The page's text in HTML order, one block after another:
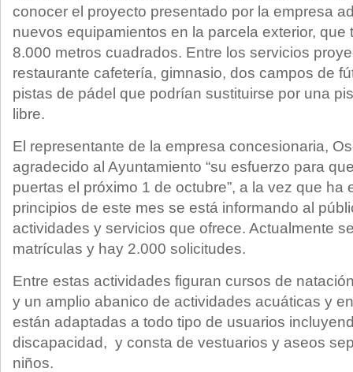
conocer el proyecto presentado por la empresa
nuevos equipamientos en la parcela exterior, que
8.000 metros cuadrados. Entre los servicios
restaurante cafetería, gimnasio, dos campos de
pistas de pádel que podrían sustituirse por una
libre.
El representante de la empresa concesionaria,
agradecido al Ayuntamiento “su esfuerzo para
puertas el próximo 1 de octubre”, a la vez que ha
principios de este mes se está informando al
actividades y servicios que ofrece. Actualmente
matrículas y hay 2.000 solicitudes.
Entre estas actividades figuran cursos de
y un amplio abanico de actividades acuáticas y
están adaptadas a todo tipo de usuarios
discapacidad, y consta de vestuarios y aseos
niños.